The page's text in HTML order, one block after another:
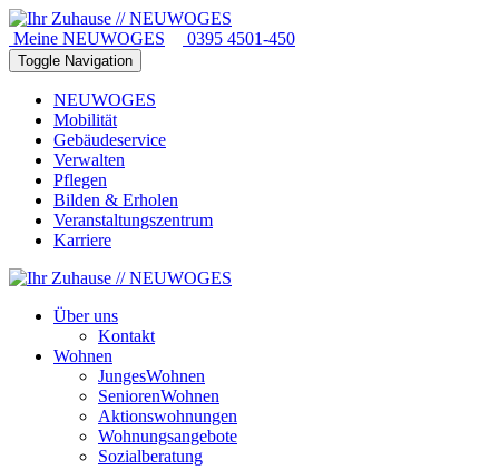
Meine NEUWOGES 0395 4501-450
Toggle Navigation
NEUWOGES
Mobilität
Gebäudeservice
Verwalten
Pflegen
Bilden & Erholen
Veranstaltungszentrum
Karriere
Über uns
Kontakt
Wohnen
JungesWohnen
SeniorenWohnen
Aktionswohnungen
Wohnungsangebote
Sozialberatung